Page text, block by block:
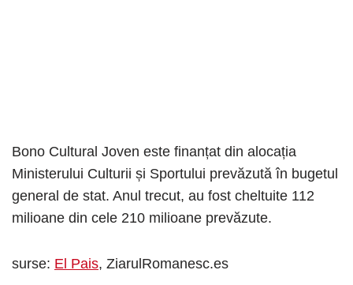
Bono Cultural Joven este finanțat din alocația
Ministerului Culturii și Sportului prevăzută în bugetul
general de stat. Anul trecut, au fost cheltuite 112
milioane din cele 210 milioane prevăzute.
surse: El Pais, ZiarulRomanesc.es